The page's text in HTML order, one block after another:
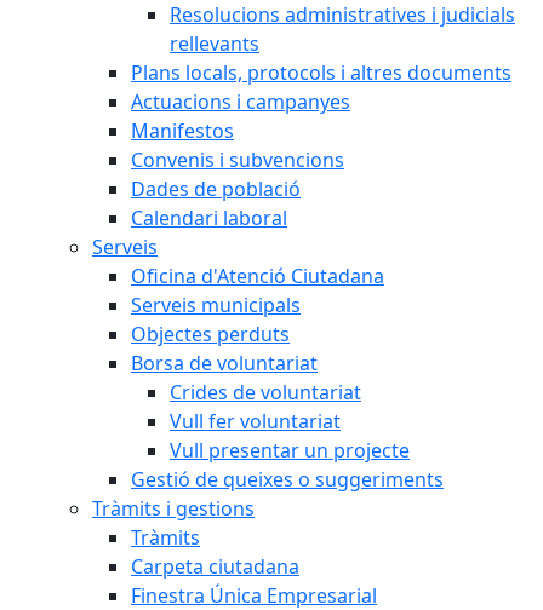
Resolucions administratives i judicials
rellevants
Plans locals, protocols i altres documents
Actuacions i campanyes
Manifestos
Convenis i subvencions
Dades de població
Calendari laboral
Serveis
Oficina d'Atenció Ciutadana
Serveis municipals
Objectes perduts
Borsa de voluntariat
Crides de voluntariat
Vull fer voluntariat
Vull presentar un projecte
Gestió de queixes o suggeriments
Tràmits i gestions
Tràmits
Carpeta ciutadana
Finestra Única Empresarial